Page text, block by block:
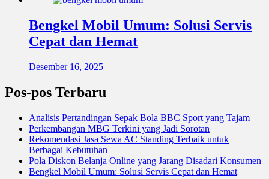
Bengkel Mobil Umum: Solusi Servis
Cepat dan Hemat
Desember 16, 2025
Pos-pos Terbaru
Analisis Pertandingan Sepak Bola BBC Sport yang Tajam
Perkembangan MBG Terkini yang Jadi Sorotan
Rekomendasi Jasa Sewa AC Standing Terbaik untuk
Berbagai Kebutuhan
Pola Diskon Belanja Online yang Jarang Disadari Konsumen
Bengkel Mobil Umum: Solusi Servis Cepat dan Hemat